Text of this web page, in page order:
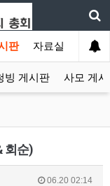
판 자료실
빙 게시판 사모 게
회순)
06.20 02:14